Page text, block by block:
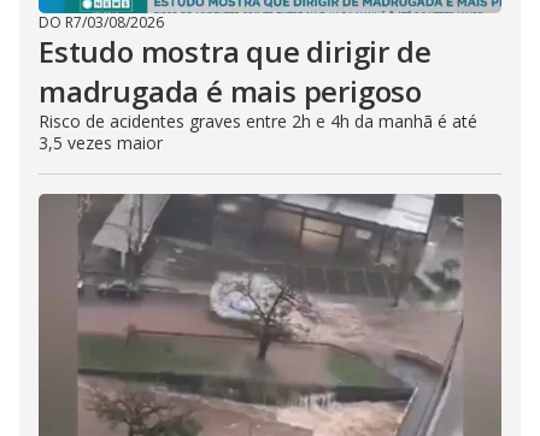
DO R7/03/08/2026
Estudo mostra que dirigir de
madrugada é mais perigoso
Risco de acidentes graves entre 2h e 4h da manhã é até
3,5 vezes maior